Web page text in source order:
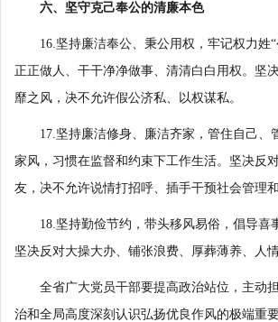
六、坚守克己奉公的清廉本色
16.坚持廉洁奉公、秉公用权，牢记权力姓“
正正做人、干干净净做事、清清白白用权。坚
靡之风，决不允许假公济私、以权谋私。
17.坚持廉洁修身、廉洁齐家，管住自己、
家风，习惯在监督和约束下工作生活。坚决反
友，决不允许说情打招呼、插手干预社会管理
18.坚持勤俭节约，带头移风易俗，倡导喜
坚决反对大操大办、铺张浪费、厚葬薄养、人
全省广大党员干部要提高政治站位，主动
治和全局高度深刻认识弘扬优良作风的极端重